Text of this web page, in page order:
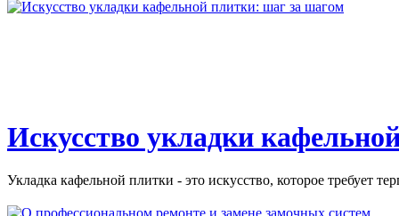
Искусство укладки
Укладка кафельной плитки - это искусство, которое требует